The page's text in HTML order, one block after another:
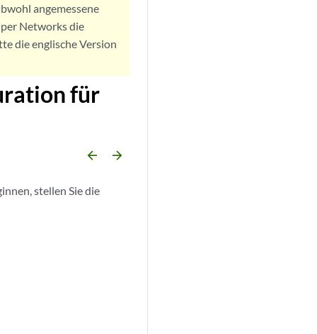
angemessene
Networks die
die englische Version
für
arrow_backward arrow_forward
stellen Sie die